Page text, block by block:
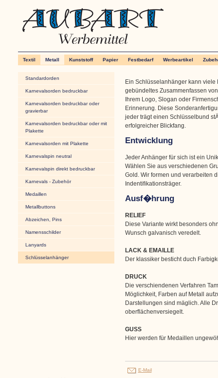
Textil Metall Kunststoff Papier Festbedarf Werbeartikel
Standardorden
Karnevalsorden bedruckbar
Karnevalsorden bedruckbar oder
gravierbar
Karnevalsorden bedruckbar oder mit
Plakette
Karnevalsorden mit Plakette
Karnevalspin neutral
Karnevalspin direkt bedruckbar
Karnevals - Zubehör
Medaillen
Metallbuttons
Abzeichen, Pins
Namensschilder
Lanyards
Schlüsselanhänger
Ein Schlüsselanhänger kann
gebündeltes Zusammenfassen
Ihrem Logo, Slogan oder
Erinnerung. Diese
jeder trägt einen Schlüsselbund
erfolgreicher Blickfang.
Entwicklung
Jeder Anhänger für sich ist ein
Wählen Sie aus verschiedenen
Gold. Wir formen und verarbeiten
Indentifikationsträger.
Ausf�hrung
RELIEF
Diese Variante wirkt besonders
Wunsch galvanisch veredelt.
LACK & EMAILLE
Der klassiker besticht duch
DRUCK
Die verschiendenen Verfahren
Möglichkeit, Farben auf Metall
Darstellungen sind mäglich. Alle
oberflächenversiegelt.
GUSS
Hier werden für Medaillen
E-Mail